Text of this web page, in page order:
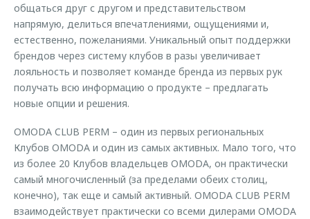
общаться друг с другом и представительством
напрямую, делиться впечатлениями, ощущениями и,
естественно, пожеланиями. Уникальный опыт поддержки
брендов через систему клубов в разы увеличивает
лояльность и позволяет команде бренда из первых рук
получать всю информацию о продукте – предлагать
новые опции и решения.
OMODA CLUB PERM – один из первых региональных
Клубов OMODA и один из самых активных. Мало того, что
из более 20 Клубов владельцев OMODA, он практически
самый многочисленный (за пределами обеих столиц,
конечно), так еще и самый активный. OMODA CLUB PERM
взаимодействует практически со всеми дилерами OMODA